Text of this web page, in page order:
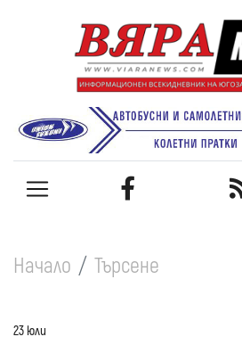
Начало Търсене
23 юли